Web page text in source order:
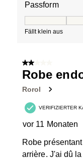
Passform
Fällt klein aus
2 von 5 Sternen.
Robe
Rorol
VERIFIZIERTER
vor 11 Monaten
Robe
arrière. J'ai dû